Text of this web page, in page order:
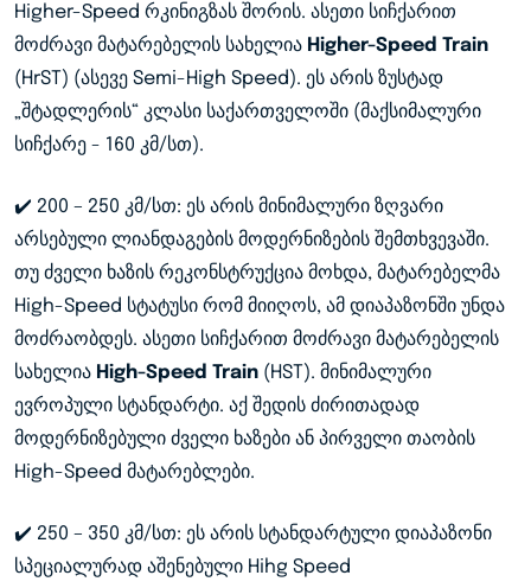
Higher-Speed რკინიგზას შორის. ასეთი სიჩქარით
მოძრავი მატარებელის სახელია Higher-Speed Train
(HrST) (ასევე Semi-High Speed). ეს არის ზუსტად
„შტადლერის“ კლასი საქართველოში (მაქსიმალური
სიჩქარე - 160 კმ/სთ).
✔️ 200 – 250 კმ/სთ: ეს არის მინიმალური ზღვარი
არსებული ლიანდაგების მოდერნიზების შემთხვევაში.
თუ ძველი ხაზის რეკონსტრუქცია მოხდა, მატარებელმა
High-Speed სტატუსი რომ მიიღოს, ამ დიაპაზონში უნდა
მოძრაობდეს. ასეთი სიჩქარით მოძრავი მატარებელის
სახელია High-Speed Train (HST). მინიმალური
ევროპული სტანდარტი. აქ შედის ძირითადად
მოდერნიზებული ძველი ხაზები ან პირველი თაობის
High-Speed მატარებლები.
✔️ 250 – 350 კმ/სთ: ეს არის სტანდარტული დიაპაზონი
სპეციალურად აშენებული Hihg Speed